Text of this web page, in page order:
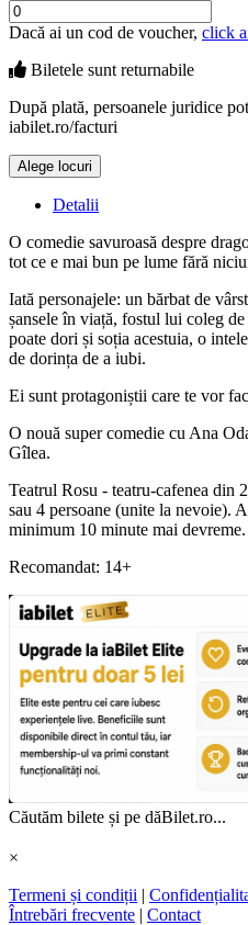
Dacă ai un cod de voucher, click
Biletele sunt returnabile
După plată, persoanele juridice
iabilet.ro/facturi
Alege locuri
Detalii
O comedie savuroasă despre
tot ce e mai bun pe lume fără
Iată personajele: un bărbat de
șansele în viață, fostul lui coleg
poate dori și soția acestuia, o
de dorința de a iubi.
Ei sunt protagoniștii care te vor
O nouă super comedie cu Ana
Gîlea.
Teatrul Rosu - teatru-cafenea din
sau 4 persoane (unite la nevoie).
minimum 10 minute mai devreme.
Recomandat: 14+
Căutăm bilete și pe dăBilet.ro...
×
Termeni și condiții |
Întrebări frecvente | Contact